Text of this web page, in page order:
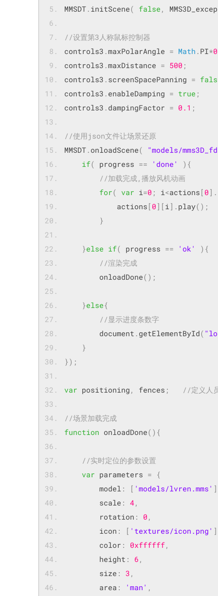
MMSDT. initScene( false ,
//设置第3人称鼠标控制器
controls3 .maxPolarAngle = Math . PI*
controls3 .maxDistance = 500 ;
controls3 . screenSpacePanning =
controls3 . enableDamping = true ;
controls3 . dampingFactor = 0.1 ;
//使用json文件让场景还原
MMSDT. onloadScene(
"models/
if( progress == 'done'
){
for( var i=0 ; i<actions [ 0 ].
            actions
[ 0 ][ i ]. play();
}
}else if( progress == 'ok'
){
//渲染完成
        onloadDone
();
}else{
//显示进度条数字
	    document
. getElementById(
}
});
var positioning , fences ; //定义人
//场景加载完成
function onloadDone(){
//实时定位的参数设置
var parameters = {
		model
: [ 'models/lvren.mms'
		scale
: 4,
		rotation
: 0 ,
		icon
: [ 'textures/icon.png'
		color
: 0xffffff,
		height
: 6 ,
		size
: 3 ,
		area
: 'man' ,